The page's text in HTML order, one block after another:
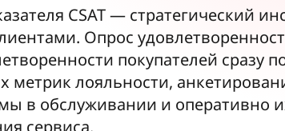
CSAT — стратегический
Опрос
покупателей сразу
метрик лояльности,
в обслуживании и оперативно
сервиса.